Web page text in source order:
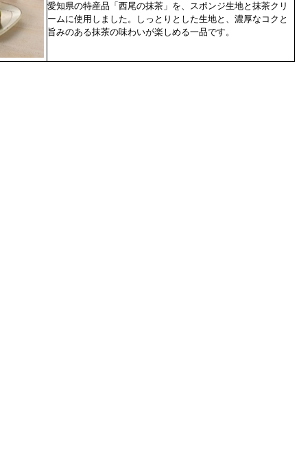
愛知県の特産品「西尾の抹茶」を、スポンジ生地と抹茶クリ
ームに使用しました。しっとりとした生地と、濃厚なコクと
旨みのある抹茶の味わいが楽しめる一品です。